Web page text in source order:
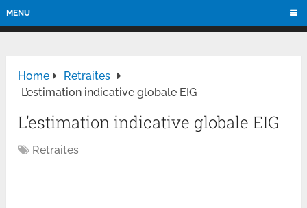
MENU
Home
Retraites
L’estimation indicative globale EIG
L’estimation indicative globale EIG
Retraites